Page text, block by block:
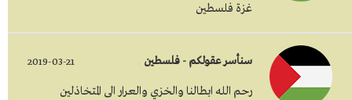
غزة فلسطين
سنأسر عقولكم - فلسطين 2019-03-21
رحم الله ابطالنا والخزي والعرار الى المتخاذلين